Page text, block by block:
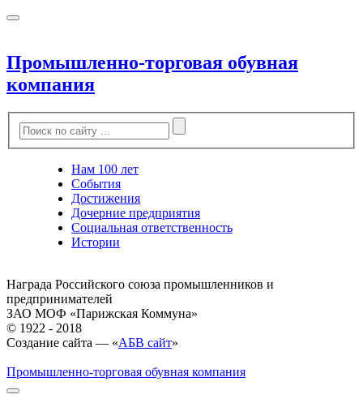
Промышленно-торговая обувная
компания
Нам 100 лет
События
Достижения
Дочерние предприятия
Социальная ответственность
Истории
Награда Российского союза промышленников и
предпринимателей
ЗАО МОФ «Парижская Коммуна»
© 1922 - 2018
Создание сайта — «АБВ сайт»
Промышленно-торговая обувная компания